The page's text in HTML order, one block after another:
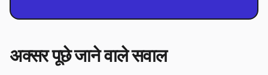
अक्सर पूछे जाने वाले सवाल